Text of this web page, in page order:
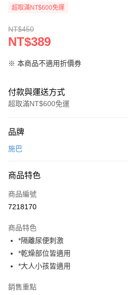
超取滿NT$600免運
NT$450
NT$389
※ 本商品不適用折價券
付款與運送方式
超取滿NT$600免運
信用卡一次付款
LINE Pay
Apple Pay
悠遊付
AFTEE先享後付
相關說明
AFTEE先享後付是「在收到商品之後才付
ATM付款
品牌
施巴
商品特色
商品編號
7218170
商品特色
*隔離尿便刺激
*乾燥部位皆適用
*大人小孩皆適用
銷售重點